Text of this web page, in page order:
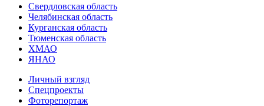
Свердловская область
Челябинская область
Курганская область
Тюменская область
ХМАО
ЯНАО
Личный взгляд
Спецпроекты
Фоторепортаж